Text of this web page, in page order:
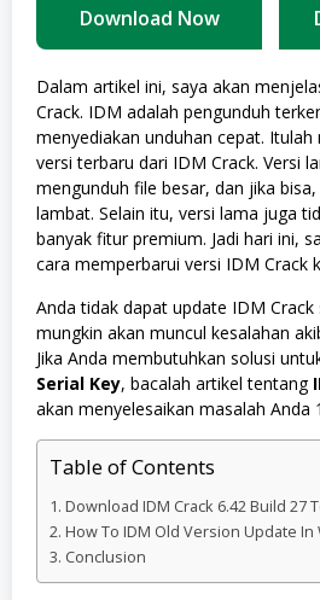
Download Now
Dalam artikel ini, saya akan
Crack. IDM adalah pengunduh
menyediakan unduhan cepat. Itulah
versi terbaru dari IDM Crack. Versi
mengunduh file besar, dan jika
lambat. Selain itu, versi lama juga
banyak fitur premium. Jadi hari ini,
cara memperbarui versi IDM Crack
Anda tidak dapat update IDM
mungkin akan muncul kesalahan
Jika Anda membutuhkan solusi
Serial Key, bacalah artikel tentang
akan menyelesaikan masalah Anda
Table of Contents
Download IDM Crack 6.42 Build 27
How To IDM Old Version Update In
Conclusion